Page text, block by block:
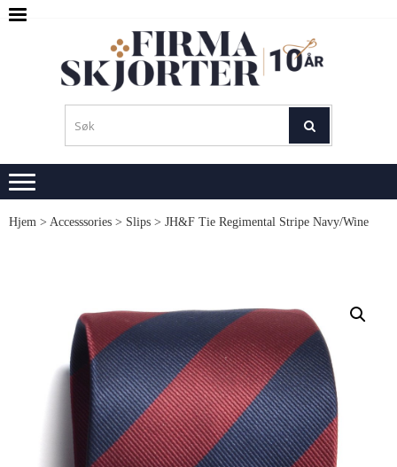
Skip
Skip
Hjem > Accesssories > Slips > JH&F Tie Regimental Stripe Navy/Wine